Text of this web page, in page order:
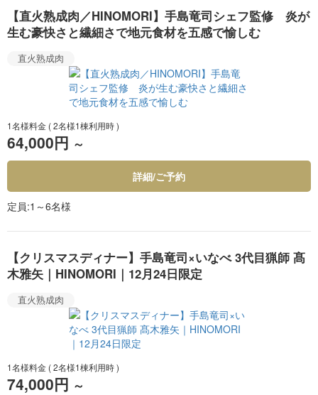
【直火熟成肉／HINOMORI】手島竜司シェフ監修 炎が
生む豪快さと繊細さで地元食材を五感で愉しむ
直火熟成肉
1名様料金 ( 2名様1棟利用時 )
64,000円 ～
詳細/ご予約
定員 1～6名様
【クリスマスディナー】手島竜司×いなべ 3代目猟師 髙
木雅矢｜HINOMORI｜12月24日限定
直火熟成肉
1名様料金 ( 2名様1棟利用時 )
74,000円 ～